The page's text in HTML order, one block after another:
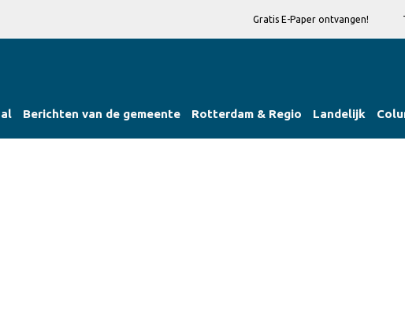
Gratis E-Paper ontvangen!
Berichten van de gemeente Rotterdam & Regio Landelijk